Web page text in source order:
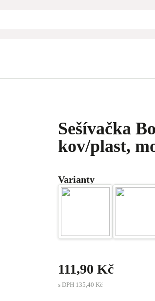
Sešívačka
kov/plast,
Varianty
111,90 Kč
s DPH 135,40 Kč